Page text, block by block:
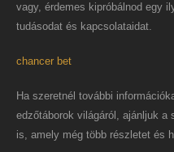
vagy, érdemes kipróbálnod egy
tudásodat és kapcsolataidat.
chancer bet
Ha szeretnél további
edzőtáborok világáról, ajánljuk a
is, amely még több részletet és